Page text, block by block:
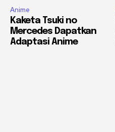
Anime
Kaketa Tsuki no
Mercedes Dapatkan
Adaptasi Anime